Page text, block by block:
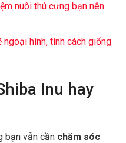
nuôi thú cưng bạn nên
hình, tính cách giống
Inu hay
bạn vẫn cần chăm sóc